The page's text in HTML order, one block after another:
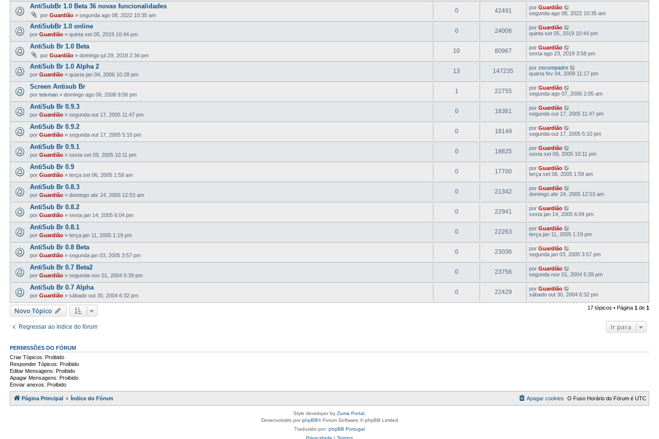
AntiSubBr 1.0 Beta 36 novas funcionalidades
por Guardião » segunda ago 08, 2022 10:35 am
0 42491 por Guardião
segunda ago 08, 2022 10:35 am
AntiSubBr 1.0 online
por Guardião » quinta set 05, 2019 10:44 pm
0 24006 por Guardião
quinta set 05, 2019 10:44 pm
AntiSub Br 1.0 Beta
por Guardião » domingo jul 29, 2018 2:34 pm
10 80967 por Guardião
sexta ago 23, 2019 3:58 pm
AntiSub Br 1.0 Alpha 2
por Guardião » quarta jan 04, 2006 10:28 pm
13 147235 por zecompadre
quarta fev 04, 2009 11:17 pm
Screen Antisub Br
por teixman » domingo ago 06, 2006 9:56 pm
1 22755 por Guardião
segunda ago 07, 2006 2:05 am
AntiSub Br 0.9.3
por Guardião » segunda out 17, 2005 11:47 pm
0 18361 por Guardião
segunda out 17, 2005 11:47 pm
AntiSub Br 0.9.2
por Guardião » segunda out 17, 2005 5:10 pm
0 18149 por Guardião
segunda out 17, 2005 5:10 pm
AntiSub Br 0.9.1
por Guardião » sexta set 09, 2005 10:11 pm
0 18825 por Guardião
sexta set 09, 2005 10:11 pm
AntiSub Br 0.9
por Guardião » terça set 06, 2005 1:59 am
0 17700 por Guardião
terça set 06, 2005 1:59 am
AntiSub Br 0.8.3
por Guardião » domingo abr 24, 2005 12:53 am
0 21342 por Guardião
domingo abr 24, 2005 12:53 am
AntiSub Br 0.8.2
por Guardião » sexta jan 14, 2005 6:04 pm
0 22941 por Guardião
sexta jan 14, 2005 6:04 pm
AntiSub Br 0.8.1
por Guardião » terça jan 11, 2005 1:19 pm
0 22263 por Guardião
terça jan 11, 2005 1:19 pm
AntiSub Br 0.8 Beta
por Guardião » segunda jan 03, 2005 3:57 pm
0 23036 por Guardião
segunda jan 03, 2005 3:57 pm
AntiSub Br 0.7 Beta2
por Guardião » segunda nov 01, 2004 5:39 pm
0 23756 por Guardião
segunda nov 01, 2004 5:39 pm
AntiSub Br 0.7 Alpha
por Guardião » sábado out 30, 2004 6:32 pm
0 22429 por Guardião
sábado out 30, 2004 6:32 pm
Novo Tópico 17 tópicos • Página 1 de 1
Regressar ao índice do fórum Ir para
PERMISSÕES DO FÓRUM
Criar Tópicos: Proibido
Responder Tópicos: Proibido
Editar Mensagens: Proibido
Apagar Mensagens: Proibido
Enviar anexos: Proibido
Página Principal Índice do Fórum O Fuso Horário do Fórum é UTC
Apagar cookies
Style developer by Zuma Portal
Desenvolvido porphpBB® Forum Software © phpBB Limited
Traduzido por: phpBB Portugal
Privacidade | Termos